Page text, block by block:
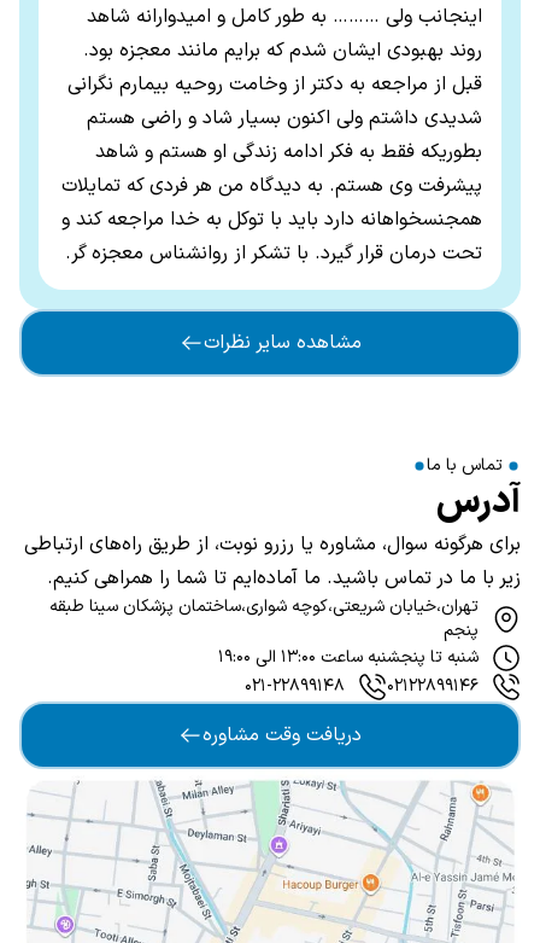
اینجانب ولی ……… به طور کامل و امیدوارانه شاهد
روند بهبودی ایشان شدم که برایم مانند معجزه بود.
قبل از مراجعه به دکتر از وخامت روحیه بیمارم نگرانی
شدیدی داشتم ولی اکنون بسیار شاد و راضی هستم
بطوریکه فقط به فکر ادامه زندگی او هستم و شاهد
پیشرفت وی هستم. به دیدگاه من هر فردی که تمایلات
همجنسخواهانه دارد باید با توکل به خدا مراجعه کند و
تحت درمان قرار گیرد. با تشکر از روانشناس معجزه گر.
مشاهده سایر نظرات
تماس با ما
آدرس
برای هرگونه سوال، مشاوره یا رزرو نوبت، از طریق راه‌های ارتباطی
زیر با ما در تماس باشید. ما آماده‌ایم تا شما را همراهی کنیم.
تهران،‌خیابان شریعتی،کوچه شواری،ساختمان پزشکان سینا طبقه
پنجم
شنبه تا پنجشنبه ساعت ۱۳:۰۰ الی ۱۹:۰۰
۰۲۱۲۲۸۹۹۱۴۶
۰۲۱-۲۲۸۹۹۱۴۸
دریافت وقت مشاوره